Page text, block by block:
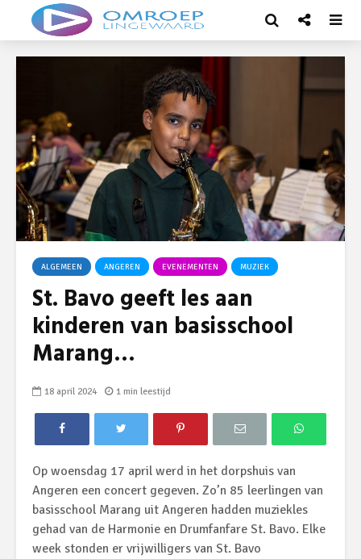
ALGEMEEN ANGEREN EVENEMENTEN MUZIEK
St. Bavo geeft les aan
kinderen van basisschool
Marang…
18 april 2024 1 min leestijd
Op woensdag 17 april werd in het dorpshuis van
Angeren een concert gegeven. Zo’n 85 leerlingen van
basisschool Marang uit Angeren hadden muziekles
gehad van de Harmonie en Drumfanfare St. Bavo. Elke
week stonden er vrijwilligers van St. Bavo